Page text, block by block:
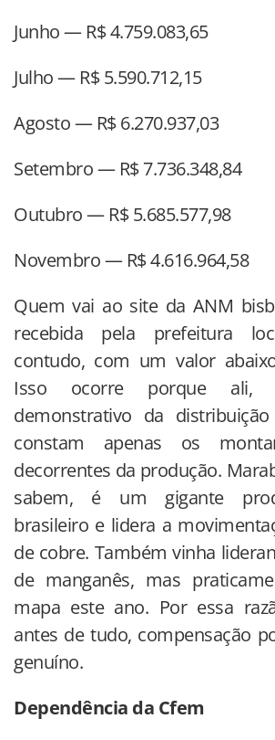
Junho — R$ 4.759.083,65
Julho — R$ 5.590.712,15
Agosto — R$ 6.270.937,03
Setembro — R$ 7.736.348,84
Outubro — R$ 5.685.577,98
Novembro — R$ 4.616.964,58
Quem vai ao site da ANM
recebida pela prefeitura
contudo, com um valor
Isso ocorre porque
demonstrativo da
constam apenas os
decorrentes da produção.
sabem, é um gigante
brasileiro e lidera a
de cobre. Também vinha
de manganês, mas
mapa este ano. Por essa
antes de tudo, compensação
genuíno.
Dependência da Cfem